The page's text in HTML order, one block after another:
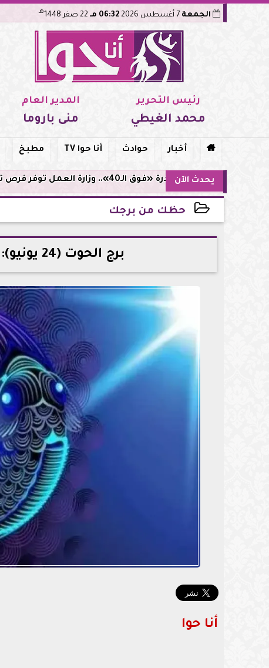
الجمعة 06:32 مـ هـ
رئيس التحرير
محمد الغيطي
المدير العام
منى باروما
 أخبار حوادث أنا حوا TV مطبخ
يحدث الآنمبادرة «فوق الـ40».. وزارة العمل توفر فرص توظيف لأصحاب الخبرات
حظك من برجك
2026-06-24 23:00:48
برج الحوت (24 يونيو): حافظ على المكاسب التي حققتها
أنا حوا